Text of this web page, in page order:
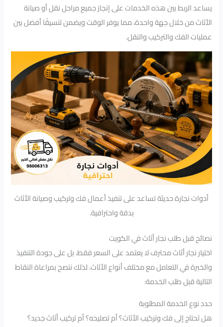
يساعد الربط بين هذه الخدمات على إنجاز جميع مراحل نقل أو صيانة
الأثاث من خلال جهة واحدة، مما يوفر الوقت ويضمن تنسيقًا أفضل بين
عمليات الفك والتركيب والنقل.
أدوات نجارة حديثة تساعد على تنفيذ أعمال فك وتركيب وصيانة الأثاث
بدقة واحترافية.
نصائح قبل طلب نجار أثاث في الكويت
اختيار نجار أثاث محترف لا يعتمد على السعر فقط، بل على جودة التنفيذ
والخبرة في التعامل مع مختلف أنواع الأثاث. لذلك ننصح بمراعاة النقاط
التالية قبل طلب الخدمة:
حدد نوع الخدمة المطلوبة
هل تحتاج إلى فك وتركيب الأثاث؟ أم تصليحه؟ أم تركيب أثاث جديد؟